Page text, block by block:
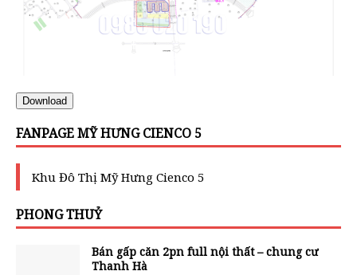
Download
FANPAGE MỸ HƯNG CIENCO 5
Khu Đô Thị Mỹ Hưng Cienco 5
PHONG THUỶ
Bán gấp căn 2pn full nội thất – chung cư
Thanh Hà